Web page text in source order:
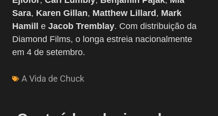
Sara, Karen Gillan, Matthew Lillard , Mark
Hamill
e Jacob Tremblay. Com distribuição da
Diamond Films, o longa estreia nacionalmente
em 4 de setembro.
A Vida de Chuck